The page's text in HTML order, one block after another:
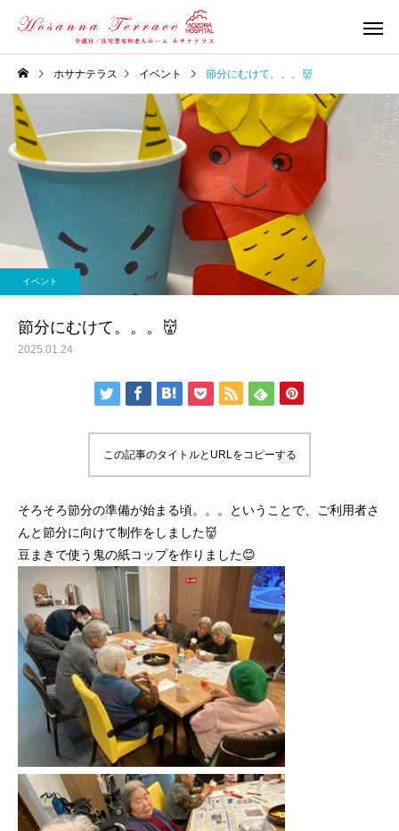
ホサナテラス イベント 節分にむけて。。。👹
イベント
節分にむけて。。。👹
2025.01.24
この記事のタイトルとURLをコピーする
そろそろ節分の準備が始まる頃。。。ということで、ご利用者さ
んと節分に向けて制作をしました👹
豆まきで使う鬼の紙コップを作りました😊